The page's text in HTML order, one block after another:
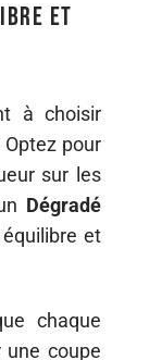
et
à choisir
pour
sur les
Dégradé
et
chaque
une coupe